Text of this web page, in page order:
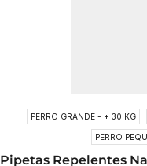
PERRO GRANDE - + 30 KG
PERRO
Pipetas Repelentes